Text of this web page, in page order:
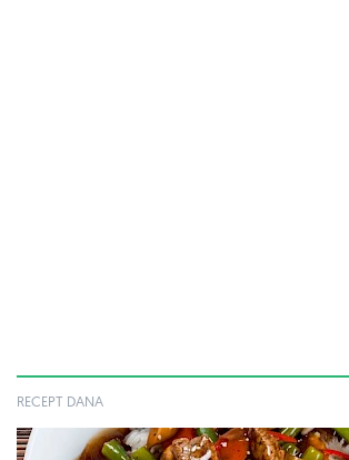
RECEPT DANA